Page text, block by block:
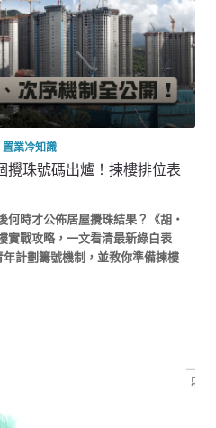
置業冷知識
攪珠號碼出爐！揀樓排位表
何時才公佈居屋攪珠結果？《胡‧
實戰攻略，一文看清最新綠白表
計劃籌號機制，並教你準備揀樓